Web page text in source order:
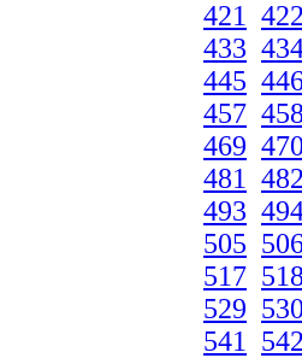
421
433
445
457
469
481
493
505
517
529
541